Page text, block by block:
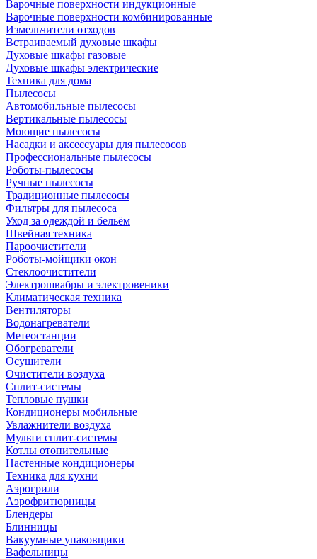
Варочные поверхности индукционные
Варочные поверхности комбинированные
Измельчители отходов
Встраиваемый духовые шкафы
Духовые шкафы газовые
Духовые шкафы электрические
Техника для дома
Пылесосы
Автомобильные пылесосы
Вертикальные пылесосы
Моющие пылесосы
Насадки и аксессуары для пылесосов
Профессиональные пылесосы
Роботы-пылесосы
Ручные пылесосы
Традиционные пылесосы
Фильтры для пылесоса
Уход за одеждой и бельём
Швейная техника
Пароочистители
Роботы-мойщики окон
Стеклоочистители
Электрошвабры и электровеники
Климатическая техника
Вентиляторы
Водонагреватели
Метеостанции
Обогреватели
Осушители
Очистители воздуха
Сплит-системы
Тепловые пушки
Кондиционеры мобильные
Увлажнители воздуха
Мульти сплит-системы
Котлы отопительные
Настенные кондиционеры
Техника для кухни
Аэрогрили
Аэрофритюрницы
Блендеры
Блинницы
Вакуумные упаковщики
Вафельницы